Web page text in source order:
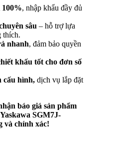
100%, nhập khẩu đầy đủ
sâu – hỗ trợ lựa
thích.
nhanh, đảm bảo quyền
khấu tốt cho đơn số
cấu hình, dịch vụ lắp đặt
báo giá sản phẩm
SGM7J-
và chính xác!